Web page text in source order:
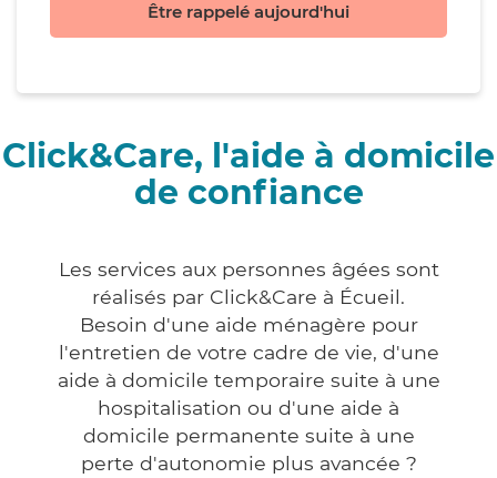
Être rappelé aujourd'hui
Click&Care, l'aide à domicile
de confiance
Les services aux personnes âgées sont
réalisés par Click&Care à Écueil.
Besoin d'une aide ménagère pour
l'entretien de votre cadre de vie, d'une
aide à domicile temporaire suite à une
hospitalisation ou d'une aide à
domicile permanente suite à une
perte d'autonomie plus avancée ?